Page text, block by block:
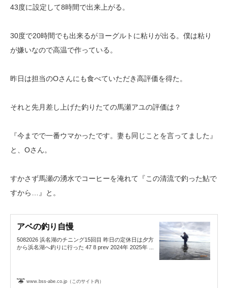
43度に設定して8時間で出来上がる。
30度で20時間でも出来るがヨーグルトに粘りが出る。僕は粘り
が嫌いなので高温で作っている。
昨日は担当のOさんにも食べていただき高評価を得た。
それと先月差し上げた釣りたての馬瀬アユの評価は？
『今までで一番ウマかったです。妻も同じことを言ってました』
と、Oさん。
すかさず馬瀬の湧水でコーヒーを淹れて『この清流で釣った鮎で
すから…』と。
アベの釣り自慢
5082026 浜名湖のチニング15回目 昨日の定休日は夕方
から浜名湖へ釣りに行った 47 8 prev 2024年 2025年 ...
www.bss-abe.co.jp（このサイト内）